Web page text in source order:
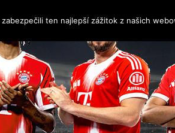
ten najlepší zážitok z našich